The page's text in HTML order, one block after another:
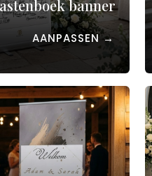
banner
AANPASSEN →